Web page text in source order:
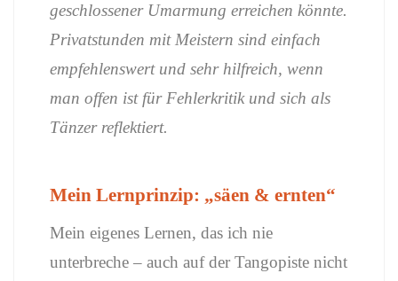
geschlossener Umarmung erreichen könnte.
Privatstunden mit Meistern sind einfach
empfehlenswert und sehr hilfreich, wenn
man offen ist für Fehlerkritik und sich als
Tänzer reflektiert.
Mein Lernprinzip: „säen & ernten“
Mein eigenes Lernen, das ich nie
unterbreche – auch auf der Tangopiste nicht